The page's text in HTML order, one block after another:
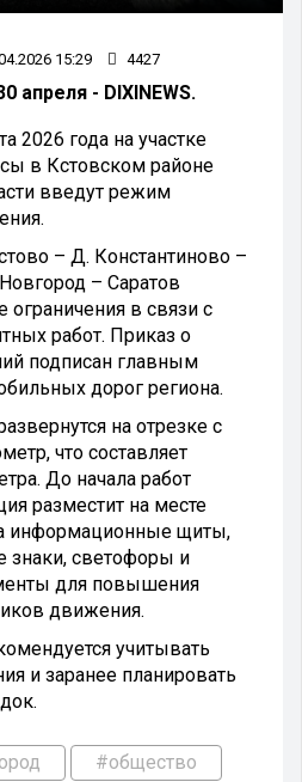
15:29 4427
апреля - DIXINEWS.
2026 года на участке
в Кстовском районе
введут режим
– Д. Константиново –
– Саратов
в связи с
работ. Приказ о
подписан главным
дорог региона.
на отрезке с
что составляет
До начала работ
разместит на месте
информационные щиты,
знаки, светофоры и
для повышения
движения.
учитывать
и заранее планировать
#общество